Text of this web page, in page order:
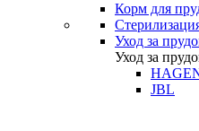
Корм для
Уход за
Уход за
JBL